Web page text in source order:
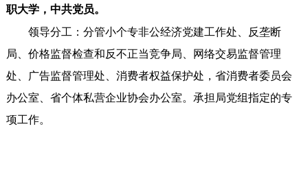
职大学，中共党员。
领导分工：分管小个专非公经济党建工作处、反垄断
局、价格监督检查和反不正当竞争局、网络交易监督管理
处、广告监督管理处、消费者权益保护处，省消费者委员会
办公室、省个体私营企业协会办公室。承担局党组指定的专
项工作。